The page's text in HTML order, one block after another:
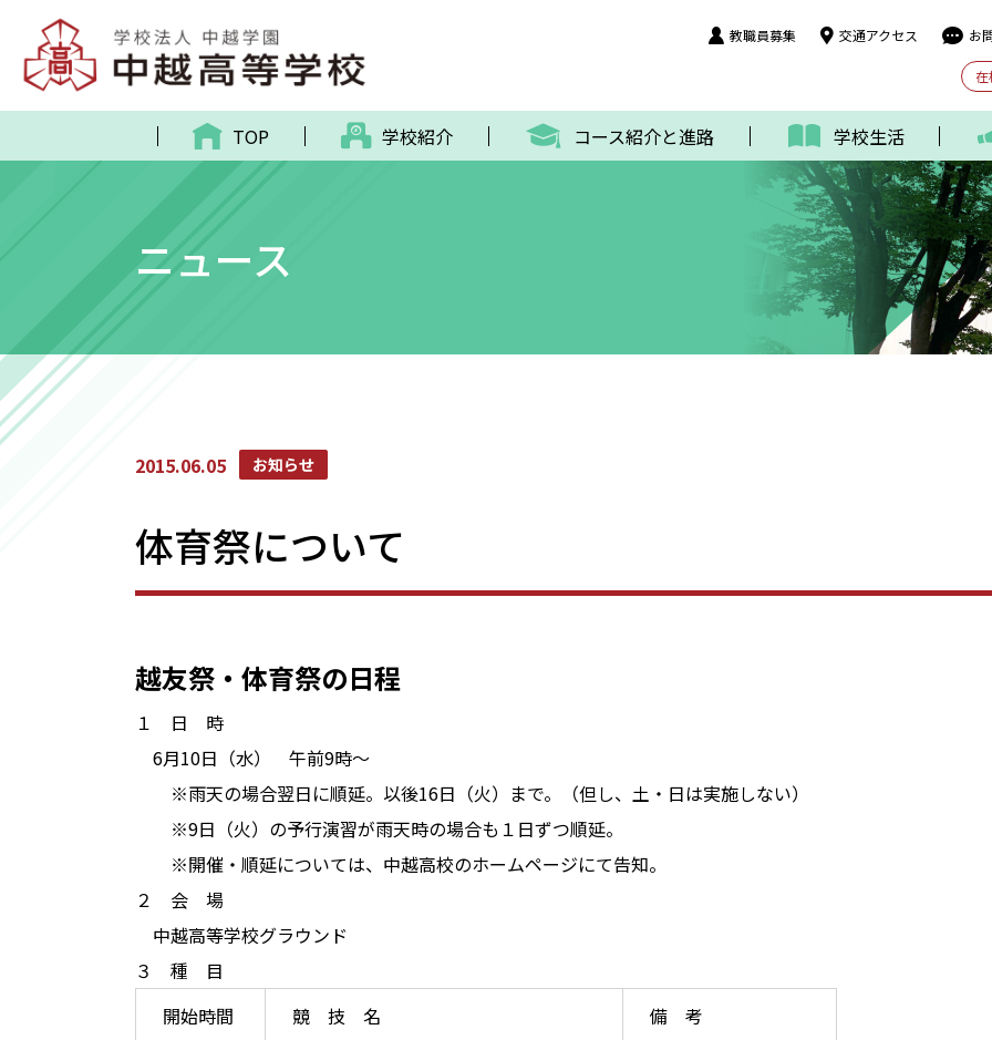
教職員募集 交通アクセス お
在
TOP 学校紹介 コース紹介と進路 学校生活
ニュース
2015.06.05 お知らせ
体育祭について
越友祭・体育祭の日程
１ 日 時
6月10日（水） 午前9時～
※雨天の場合翌日に順延。以後16日（火）まで。（但し、土・日は実施しない）
※9日（火）の予行演習が雨天時の場合も１日ずつ順延。
※開催・順延については、中越高校のホームページにて告知。
２ 会 場
中越高等学校グラウンド
３ 種 目
開始時間
競 技 名 備 考